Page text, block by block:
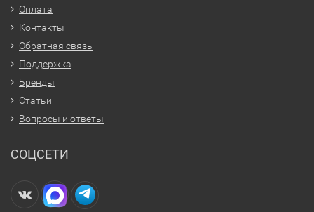
Оплата
Контакты
Обратная связь
Поддержка
Бренды
Статьи
Вопросы и ответы
СОЦСЕТИ